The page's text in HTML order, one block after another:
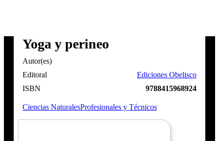
Yoga y perineo
Autor(es)
Editoral
Ediciones Obelisco
ISBN
9788415968924
Ciencias NaturalesProfesionales y Técnicos